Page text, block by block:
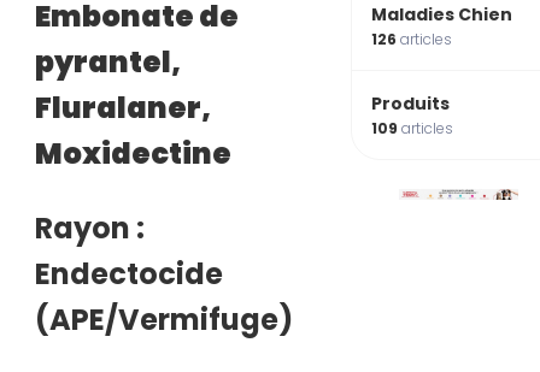
Embonate de
pyrantel,
Fluralaner,
Moxidectine
Rayon :
Endectocide
(APE/Vermifuge)
Maladies Chien
126articles
Produits
109articles